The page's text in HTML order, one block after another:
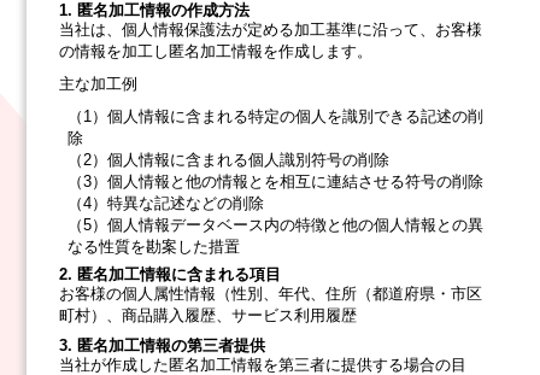
1. 匿名加工情報の作成方法
当社は、個人情報保護法が定める加工基準に沿って、お客様
の情報を加工し匿名加工情報を作成します。
主な加工例
（1）個人情報に含まれる特定の個人を識別できる記述の削
除
（2）個人情報に含まれる個人識別符号の削除
（3）個人情報と他の情報とを相互に連結させる符号の削除
（4）特異な記述などの削除
（5）個人情報データベース内の特徴と他の個人情報との異
なる性質を勘案した措置
2. 匿名加工情報に含まれる項目
お客様の個人属性情報（性別、年代、住所（都道府県・市区
町村）、商品購入履歴、サービス利用履歴
3. 匿名加工情報の第三者提供
当社が作成した匿名加工情報を第三者に提供する場合の目